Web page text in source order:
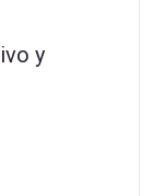
y